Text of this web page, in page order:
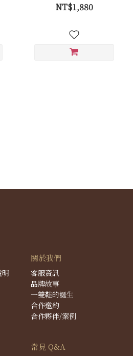
NT$1,880
關於我們
客服資訊
品牌故事
一雙鞋的誕生
合作邀約
合作夥伴/案例
常見 Q&A